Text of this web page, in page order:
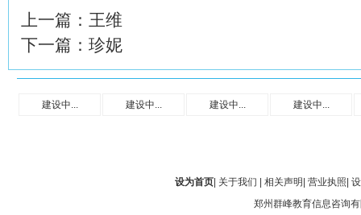
上一篇： 王维
下一篇： 珍妮
建设中... 建设中... 建设中... 建设中...
设为首页 关于我们 相关声明 营业执照
郑州群峰教育信息咨询